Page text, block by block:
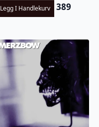
Legg I Handlekurv 389